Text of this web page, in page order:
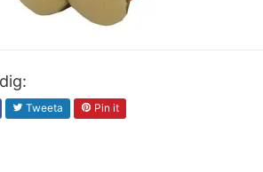
Tweeta Pin it